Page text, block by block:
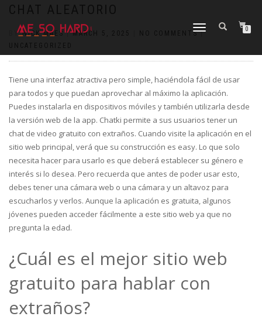
TOGGLE
0
BYNICK MAES |MARCH 5, 2025 NO COMMENTS|
Tiene una interfaz atractiva pero simple, haciéndola fácil de usar
para todos y que puedan aprovechar al máximo la aplicación.
Puedes instalarla en dispositivos móviles y también utilizarla desde
la versión web de la app. Chatki permite a sus usuarios tener un
chat de video gratuito con extraños. Cuando visite la aplicación en el
sitio web principal, verá que su construcción es easy. Lo que solo
necesita hacer para usarlo es que deberá establecer su género e
interés si lo desea. Pero recuerda que antes de poder usar esto,
debes tener una cámara web o una cámara y un altavoz para
escucharlos y verlos. Aunque la aplicación es gratuita, algunos
jóvenes pueden acceder fácilmente a este sitio web ya que no
pregunta la edad.
¿Cuál es el mejor sitio web
gratuito para hablar con
extraños?